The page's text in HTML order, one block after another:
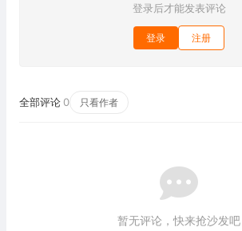
登录后才能发表评论
登录 注册
全部评论 0 只看作者
暂无评论，快来抢沙发吧